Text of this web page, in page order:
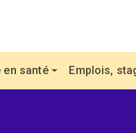
en santé Emplois,